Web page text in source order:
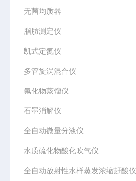
无菌均质器
脂肪测定仪
凯式定氮仪
多管旋涡混合仪
氟化物蒸馏仪
石墨消解仪
全自动微量分液仪
水质硫化物酸化吹气仪
全自动放射性水样蒸发浓缩赶酸仪